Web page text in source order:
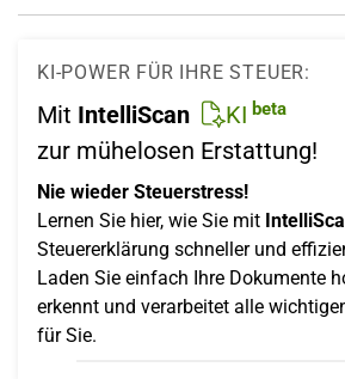
KI-POWER FÜR IHRE STEUER:
Mit IntelliScan KI beta
zur mühelosen Erstattung!
Nie wieder Steuerstress!
Lernen Sie hier, wie Sie mit
Steuererklärung schneller und
Laden Sie einfach Ihre Dokumente
erkennt und verarbeitet alle
für Sie.